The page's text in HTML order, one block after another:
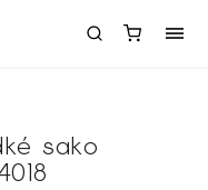
sako